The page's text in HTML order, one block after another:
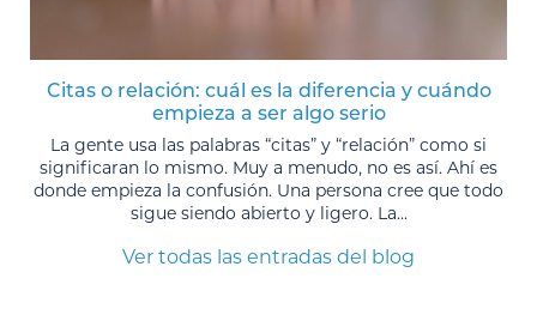
Citas o relación: cuál es la diferencia y cuándo
empieza a ser algo serio
La gente usa las palabras “citas” y “relación” como si
significaran lo mismo. Muy a menudo, no es así. Ahí es
donde empieza la confusión. Una persona cree que todo
sigue siendo abierto y ligero. La...
Ver todas las entradas del blog